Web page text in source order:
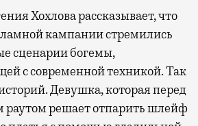
Хохлова рассказывает, что
кампании стремились
сценарии богемы,
с современной техникой. Так
Девушка, которая перед
решает отпарить шлейф